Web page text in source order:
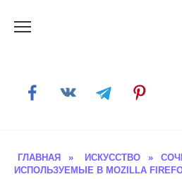
ГЛАВНАЯ » ИСКУССТВО »
ИСПОЛЬЗУЕМЫЕ В MOZILLA